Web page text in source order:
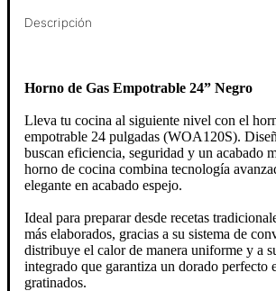
Descripción
Horno de Gas Empotrable 24” Negro
Lleva tu cocina al siguiente nivel con el
empotrable 24 pulgadas (WOA120S).
buscan eficiencia, seguridad y un acabado
horno de cocina combina tecnología
elegante en acabado espejo.
Ideal para preparar desde recetas
más elaborados, gracias a su sistema de
distribuye el calor de manera uniforme y a
integrado que garantiza un dorado perfecto
gratinados.